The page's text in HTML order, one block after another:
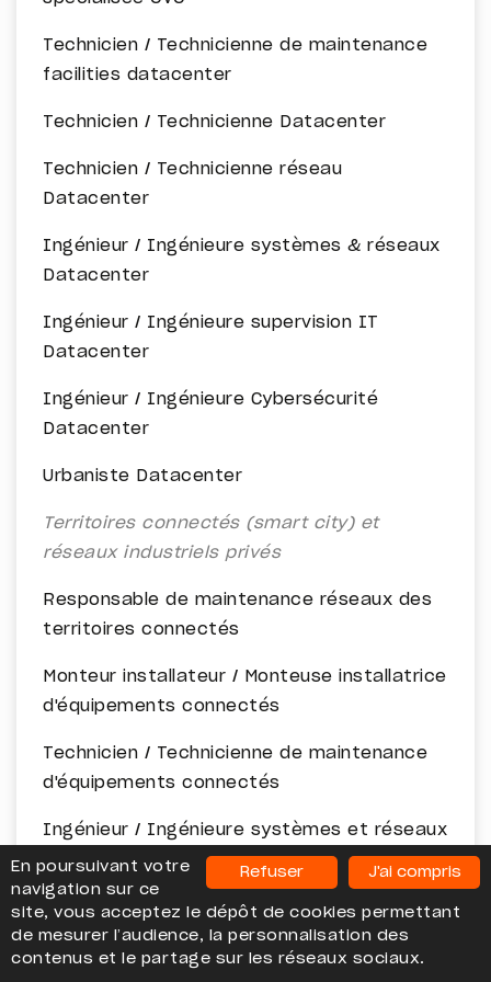
J'ai compris
Refuser
En poursuivant votre
navigation sur ce
site, vous acceptez le dépôt de cookies permettant
de mesurer l’audience, la personnalisation des
contenus et le partage sur les réseaux sociaux.
Technicien / Technicienne de maintenance
facilities datacenter
Technicien / Technicienne Datacenter
Technicien / Technicienne réseau
Datacenter
Ingénieur / Ingénieure systèmes & réseaux
Datacenter
Ingénieur / Ingénieure supervision IT
Datacenter
Ingénieur / Ingénieure Cybersécurité
Datacenter
Urbaniste Datacenter
Territoires connectés (smart city) et
réseaux industriels privés
Responsable de maintenance réseaux des
territoires connectés
Monteur installateur / Monteuse installatrice
d'équipements connectés
Technicien / Technicienne de maintenance
d'équipements connectés
Ingénieur / Ingénieure systèmes et réseaux
des territoires connectés
Administrateur / Administratrice réseaux -
télécoms